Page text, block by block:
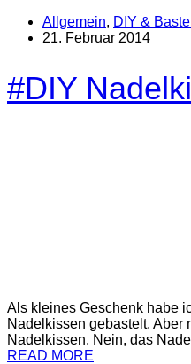
Allgemein, DIY &
21. Februar 2014
#DIY
Als kleines Geschenk habe
Nadelkissen gebastelt. Aber
Nadelkissen. Nein, das
READ MORE